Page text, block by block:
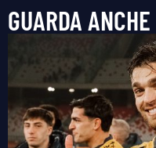
GUARDA ANCHE